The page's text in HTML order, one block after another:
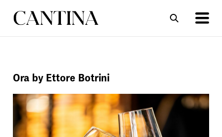
ΣΥΝΤΑΓΕΣ
Ora by Ettore Botrini